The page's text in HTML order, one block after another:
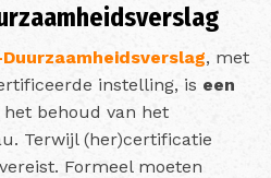
Duurzaamheidsverslag, met
instelling, is een
het behoud van het
Terwijl (her)certificatie
Formeel moeten